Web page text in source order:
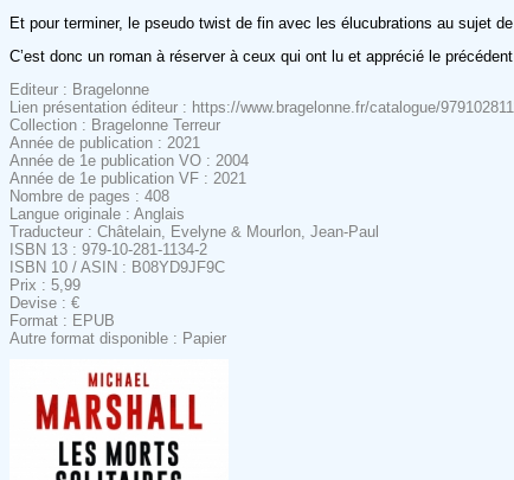
Et pour terminer, le pseudo twist de fin avec les élucubrations au sujet
C’est donc un roman à réserver à ceux qui ont lu et apprécié le
Editeur : Bragelonne
Lien présentation éditeur : https://www.bragelonne.fr/catalogue/
Collection : Bragelonne Terreur
Année de publication : 2021
Année de 1e publication VO : 2004
Année de 1e publication VF : 2021
Nombre de pages : 408
Langue originale : Anglais
Traducteur : Châtelain, Evelyne & Mourlon, Jean-Paul
ISBN 13 : 979-10-281-1134-2
ISBN 10 / ASIN : B08YD9JF9C
Prix : 5,99
Devise : €
Format : EPUB
Autre format disponible : Papier